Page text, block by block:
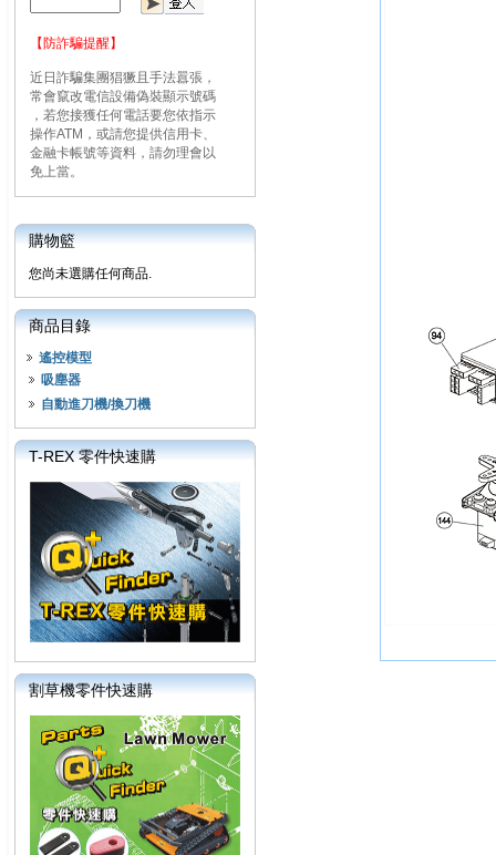
【防詐騙提醒】
近日詐騙集團猖獗且手法囂張，
常會竄改電信設備偽裝顯示號碼
，若您接獲任何電話要您依指示
操作ATM，或請您提供信用卡、
金融卡帳號等資料，請勿理會以
免上當。
購物籃
您尚未選購任何商品.
商品目錄
遙控模型
吸塵器
自動進刀機/換刀機
T-REX 零件快速購
割草機零件快速購